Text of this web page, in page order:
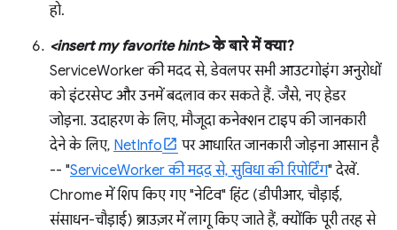
हो.
<insert my favorite hint>के बारे में क्या?
ServiceWorker की मदद से, डेवलपर सभी आउटगोइंग अनुरोधों
को इंटरसेप्ट और उनमें बदलाव कर सकते हैं. जैसे, नए हेडर
जोड़ना. उदाहरण के लिए, मौजूदा कनेक्शन टाइप की जानकारी
देने के लिए, NetInfo
पर आधारित जानकारी जोड़ना आसान है
-- "ServiceWorker की मदद से, सुविधा की रिपोर्टिंग" देखें.
Chrome में शिप किए गए "नेटिव" हिंट (डीपीआर, चौड़ाई,
संसाधन-चौड़ाई) ब्राउज़र में लागू किए जाते हैं, क्योंकि पूरी तरह से